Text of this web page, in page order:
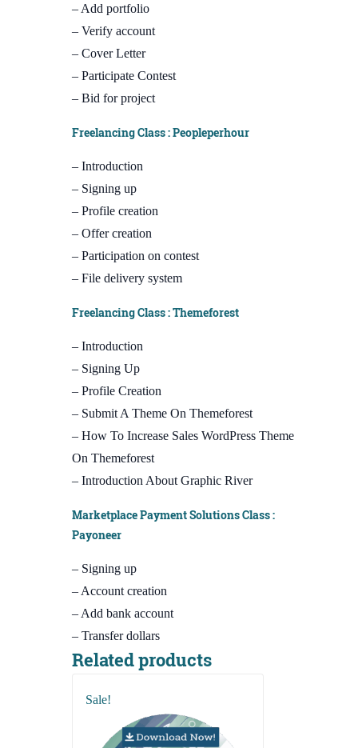
– Add portfolio
– Verify account
– Cover Letter
– Participate Contest
– Bid for project
Freelancing Class : Peopleperhour
– Introduction
– Signing up
– Profile creation
– Offer creation
– Participation on contest
– File delivery system
Freelancing Class : Themeforest
– Introduction
– Signing Up
– Profile Creation
– Submit A Theme On Themeforest
– How To Increase Sales WordPress Theme
On Themeforest
– Introduction About Graphic River
Marketplace Payment Solutions Class :
Payoneer
– Signing up
– Account creation
– Add bank account
– Transfer dollars
Related products
Sale!